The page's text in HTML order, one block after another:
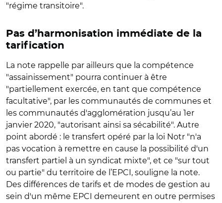
"régime transitoire".
Pas d’harmonisation immédiate de la
tarification
La note rappelle par ailleurs que la compétence
"assainissement" pourra continuer à être
"partiellement exercée, en tant que compétence
facultative", par les communautés de communes et
les communautés d'agglomération jusqu’au 1er
janvier 2020, "autorisant ainsi sa sécabilité". Autre
point abordé : le transfert opéré par la loi Notr "n'a
pas vocation à remettre en cause la possibilité d'un
transfert partiel à un syndicat mixte", et ce "sur tout
ou partie" du territoire de l’EPCI, souligne la note.
Des différences de tarifs et de modes de gestion au
sein d'un même EPCI demeurent en outre permises